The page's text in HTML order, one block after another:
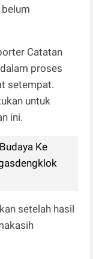
Catatan
proses
setempat.
untuk
ini.
Ke
setelah hasil